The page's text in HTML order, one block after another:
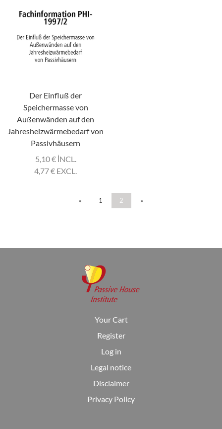
Der Einfluß der
Speichermasse von
Außenwänden auf den
Jahresheizwärmebedarf von
Passivhäusern
5,10€INCL.
4,77€ EXCL.
« 1 2 »
Your Cart
Register
Log in
Legal notice
Disclaimer
Privacy Policy